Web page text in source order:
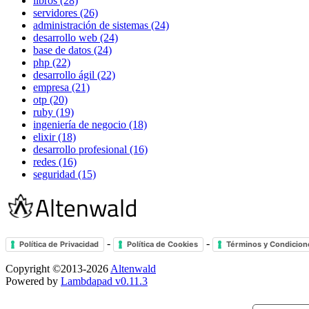
servidores (26)
administración de sistemas (24)
desarrollo web (24)
base de datos (24)
php (22)
desarrollo ágil (22)
empresa (21)
otp (20)
ruby (19)
ingeniería de negocio (18)
elixir (18)
desarrollo profesional (16)
redes (16)
seguridad (15)
Política de Privacidad - Política de Cookies - Términos y
Copyright ©2013-2026 Altenwald
Powered by Lambdapad v0.11.3